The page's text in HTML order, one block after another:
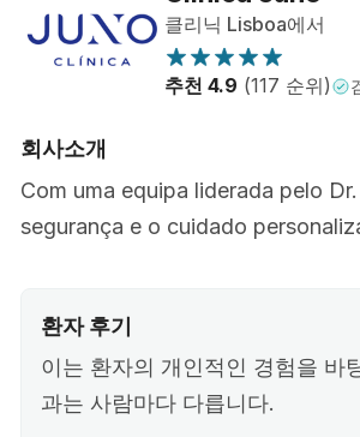
클리닉 Lisboa에서
추천 4.9 (117 순위)
회사소개
Com uma equipa liderada pelo
segurança e o cuidado
환자 후기
이는 환자의 개인적인 경험을 바
과는 사람마다 다릅니다.